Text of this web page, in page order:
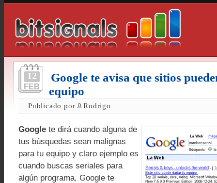
12
FEB
Google te avisa que sitios
equipo
Publicado por Rodrigo
Google te dirá cuando alguna de
tus búsquedas sean malignas
para tu equipo y claro ejemplo es
cuando buscas seriales para
algún programa, Google te